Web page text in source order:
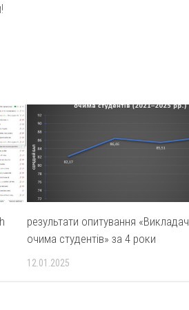
результати опитування «Викладач
очима студентів» за 4 роки
12.01.2025